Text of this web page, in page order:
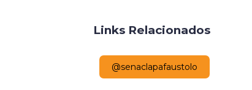
Links Relacionados
@senaclapafaustolo